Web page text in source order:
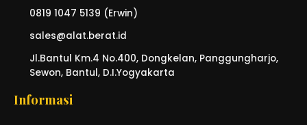
0819 1047 5139 (Erwin)
sales@alat.berat.id
Jl.Bantul Km.4 No.400, Dongkelan, Panggungharjo,
Sewon, Bantul, D.I.Yogyakarta
Informasi